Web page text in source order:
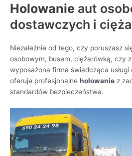
Holowanie aut
dostawczych i
Niezależnie od tego, czy poruszasz
osobowym, busem, ciężarówką, czy
wyposażona firma świadcząca usługi
oferuje profesjonalne holowanie z
standardów bezpieczeństwa.